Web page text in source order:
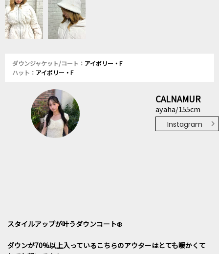
ダウンジャケット/コート： アイボリー・F
ハット： アイボリー・F
CALNAMUR
ayaha/155cm
Instagram
スタイルアップが叶うダウンコート❄️
ダウンが70%以上入っているこちらのアウターはとても暖かくて